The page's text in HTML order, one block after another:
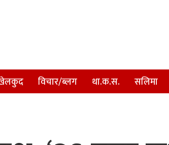
विचार/ब्लग था.क.स. सलिमा